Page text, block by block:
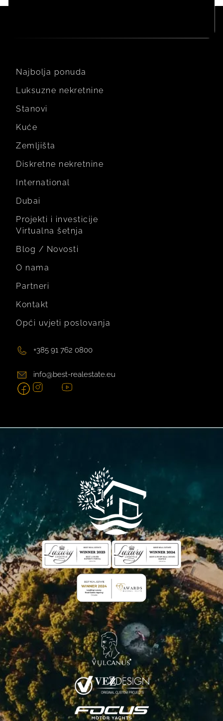
Najbolja ponuda
Luksuzne nekretnine
Stanovi
Kuće
Zemljišta
Diskretne nekretnine
International
Dubai
Projekti i investicije
Virtualna šetnja
Blog / Novosti
O nama
Partneri
Kontakt
Opći uvjeti poslovanja
+385 91 762 0800
info@best-realestate.eu